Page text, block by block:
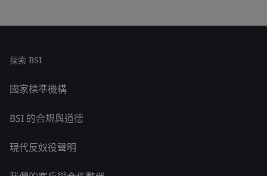
探索 BSI
國家標準機構
BSI 的合規與道德
現代反奴役聲明